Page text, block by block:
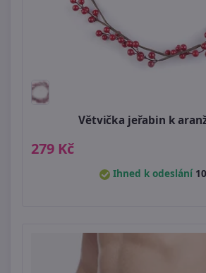
Větvička jeřabin k
279 Kč
Ihned k odeslání